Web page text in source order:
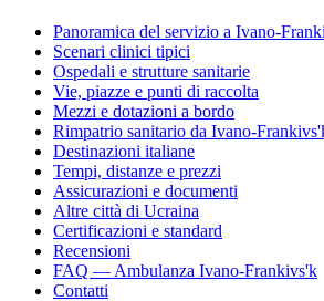
Panoramica del servizio a Ivano-
Scenari clinici tipici
Ospedali e strutture sanitarie
Vie, piazze e punti di raccolta
Mezzi e dotazioni a bordo
Rimpatrio sanitario da Ivano-
Destinazioni italiane
Tempi, distanze e prezzi
Assicurazioni e documenti
Altre città di Ucraina
Certificazioni e standard
Recensioni
FAQ — Ambulanza Ivano-Frankivs'k
Contatti